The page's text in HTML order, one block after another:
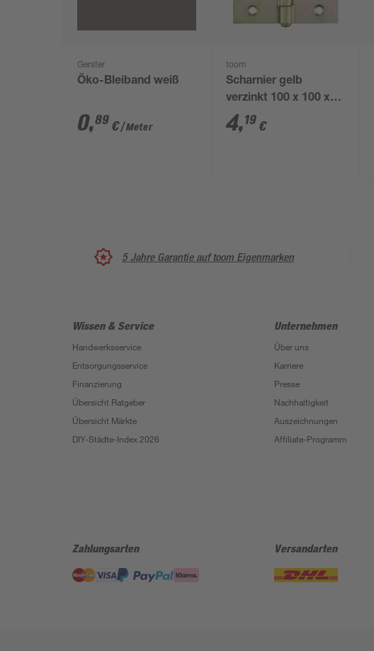
Gerster
Öko-Bleiband weiß
0,89 €/ Meter
toom
Scharnier gelb
verzinkt 100 x 100 x
2,5 mm
4,19 €
5 Jahre Garantie auf toom Eigenmarken
Wissen & Service
Handwerksservice
Entsorgungsservice
Finanzierung
Übersicht Ratgeber
Übersicht Märkte
DIY-Städte-Index 2026
Unternehmen
Über uns
Karriere
Presse
Nachhaltigkeit
Auszeichnungen
Affiliate-Programm
Zahlungsarten Versandarten